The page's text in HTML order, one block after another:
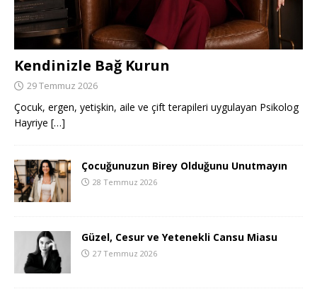
Kendinizle Bağ Kurun
29 Temmuz 2026
Çocuk, ergen, yetişkin, aile ve çift terapileri uygulayan Psikolog
Hayriye […]
Çocuğunuzun Birey Olduğunu Unutmayın
28 Temmuz 2026
Güzel, Cesur ve Yetenekli Cansu Miasu
27 Temmuz 2026